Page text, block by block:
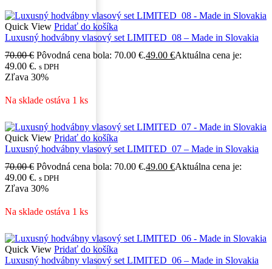
Quick View Pridať do košíka
Luxusný hodvábny vlasový set LIMITED_08 – Made in Slovakia
70.00€ Pôvodná cena bola: 70.00 €.49.00 €Aktuálna cena je:
49.00 €. s DPH
Zľava 30%
Na sklade ostáva 1 ks
Quick View Pridať do košíka
Luxusný hodvábny vlasový set LIMITED_07 – Made in Slovakia
70.00€ Pôvodná cena bola: 70.00 €.49.00 €Aktuálna cena je:
49.00 €. s DPH
Zľava 30%
Na sklade ostáva 1 ks
Quick View Pridať do košíka
Luxusný hodvábny vlasový set LIMITED_06 – Made in Slovakia